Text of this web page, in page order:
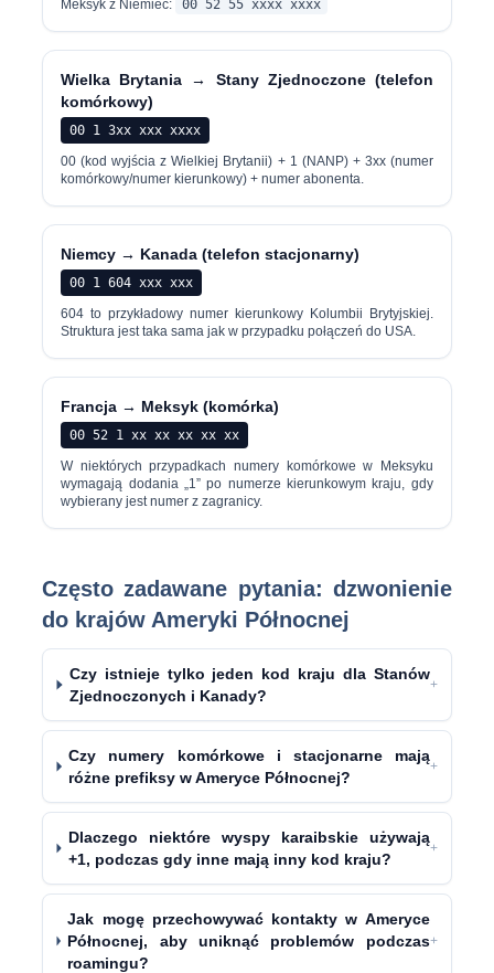
Meksyk z Niemiec:
00 52 55 xxxx xxxx
Wielka Brytania → Stany Zjednoczone (telefon
komórkowy)
00 1 3xx xxx xxxx
00 (kod wyjścia z Wielkiej Brytanii) + 1 (NANP) + 3xx (numer
komórkowy/numer kierunkowy) + numer abonenta.
Niemcy → Kanada (telefon stacjonarny)
00 1 604 xxx xxx
604 to przykładowy numer kierunkowy Kolumbii Brytyjskiej.
Struktura jest taka sama jak w przypadku połączeń do USA.
Francja → Meksyk (komórka)
00 52 1 xx xx xx xx xx
W niektórych przypadkach numery komórkowe w Meksyku
wymagają dodania „1” po numerze kierunkowym kraju, gdy
wybierany jest numer z zagranicy.
Często zadawane pytania: dzwonienie
do krajów Ameryki Północnej
Czy istnieje tylko jeden kod kraju dla Stanów
Zjednoczonych i Kanady?
+
Czy numery komórkowe i stacjonarne mają
różne prefiksy w Ameryce Północnej?
+
Dlaczego niektóre wyspy karaibskie używają
+1, podczas gdy inne mają inny kod kraju?
+
Jak mogę przechowywać kontakty w Ameryce
Północnej, aby uniknąć problemów podczas
roamingu?
+